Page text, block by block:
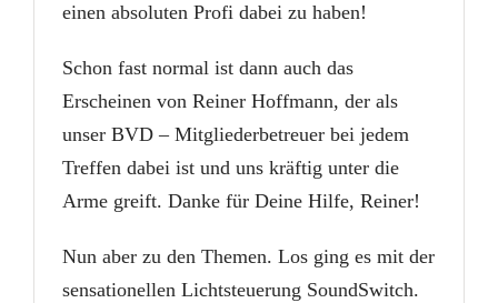
einen absoluten Profi dabei zu haben!
Schon fast normal ist dann auch das
Erscheinen von Reiner Hoffmann, der als
unser BVD – Mitgliederbetreuer bei jedem
Treffen dabei ist und uns kräftig unter die
Arme greift. Danke für Deine Hilfe, Reiner!
Nun aber zu den Themen. Los ging es mit der
sensationellen Lichtsteuerung SoundSwitch.